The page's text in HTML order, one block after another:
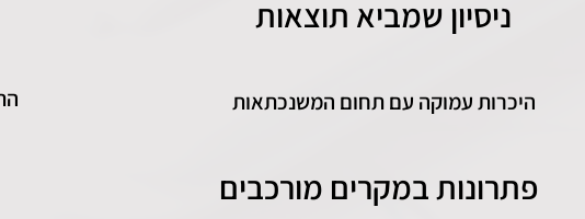
ניסיון שמביא תוצאות
היכרות עמוקה עם תחום המשנכתאות
פתרונות במקרים מורכבים